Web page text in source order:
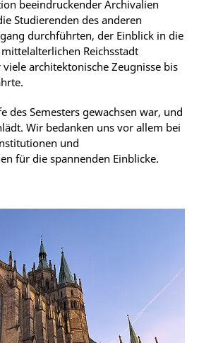
beeindruckender Archivalien
Studierenden des anderen
durchführten, der Einblick in die
Reichsstadt
architektonische Zeugnisse bis
des Semesters gewachsen war, und
Wir bedanken uns vor allem bei
und
für die spannenden Einblicke.